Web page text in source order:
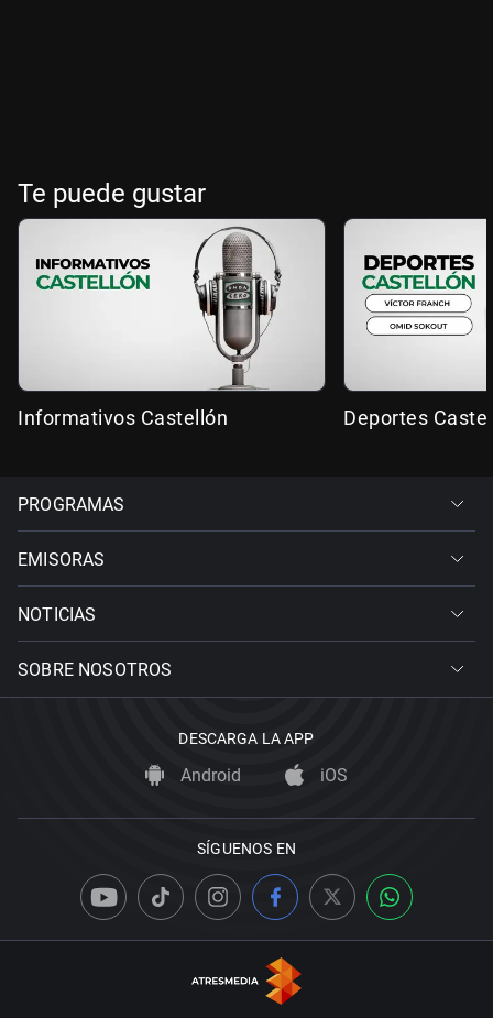
Te puede gustar
Informativos Castellón Deportes
PROGRAMAS
EMISORAS
NOTICIAS
SOBRE NOSOTROS
DESCARGA LA APP
Android iOS
SÍGUENOS EN